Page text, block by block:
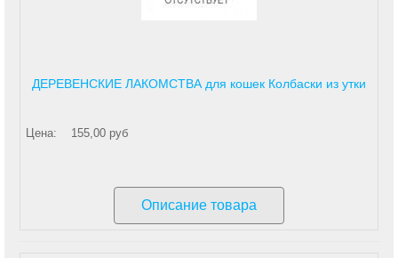
ДЕРЕВЕНСКИЕ ЛАКОМСТВА для кошек Колбаски из утки
Цена: 155,00 руб
Описание товара